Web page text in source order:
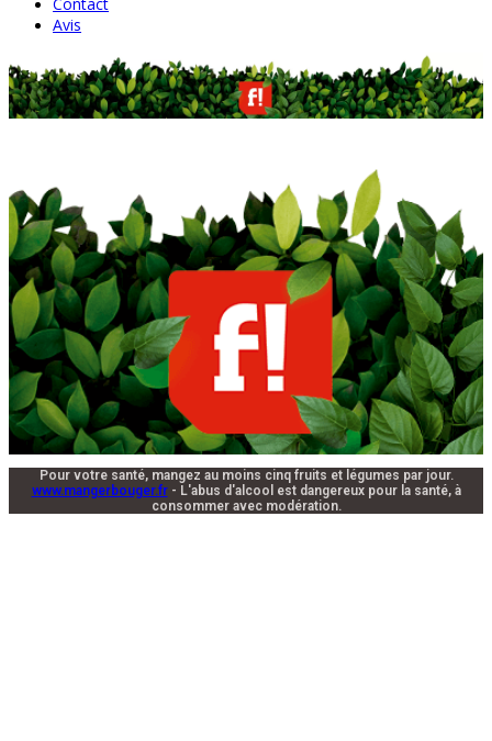
Avis
Pour votre santé, mangez au moins cinq fruits et légumes par jour.
www.mangerbouger.fr- L'abus d'alcool est dangereux pour la santé, à
consommer avec modération.